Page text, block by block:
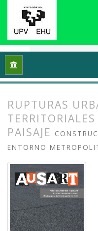
Inicio
RUPTURAS
PAISAJE
ENTORNO